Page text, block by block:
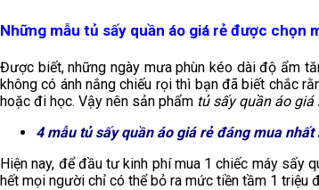
Những mẫu tủ sấy quần áo giá rẻ được chọn
Được biết, những ngày mưa phùn kéo dài độ ẩm
không có ánh nắng chiếu rọi thì bạn đã biết chắc
hoặc đi học. Vậy nên sản phẩm tủ sấy quần áo giá
4 mẫu tủ sấy quần áo giá rẻ đáng mua nhất
Hiện nay, để đầu tư kinh phí mua 1 chiếc máy sấy
hết mọi người chỉ có thể bỏ ra mức tiền tầm 1 triệu